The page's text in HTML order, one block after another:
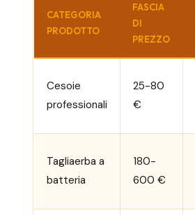
CATEGORIA
PRODOTTO
FASCIA
DI
PREZZO
Cesoie
professionali
25-80
€
Tagliaerba a
batteria
180-
600 €